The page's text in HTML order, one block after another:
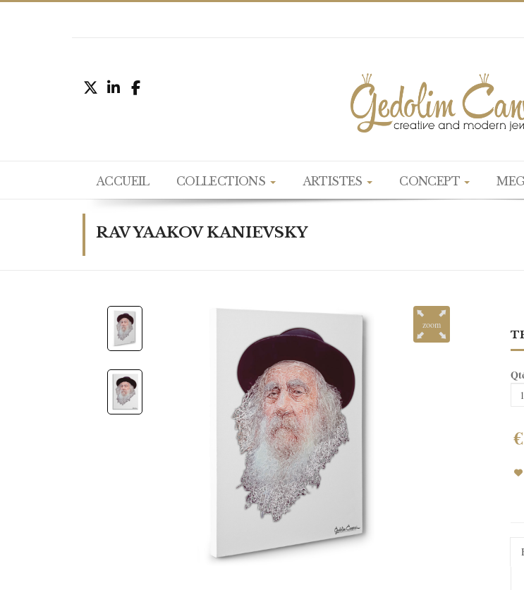
ACCUEIL COLLECTIONS ARTISTES CONCEPT
RAV YAAKOV KANIEVSKY
zoom